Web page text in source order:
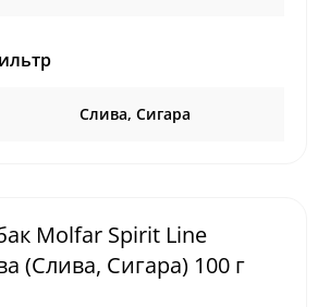
Слива, Сигара
Molfar Spirit Line
(Слива, Сигара) 100 г